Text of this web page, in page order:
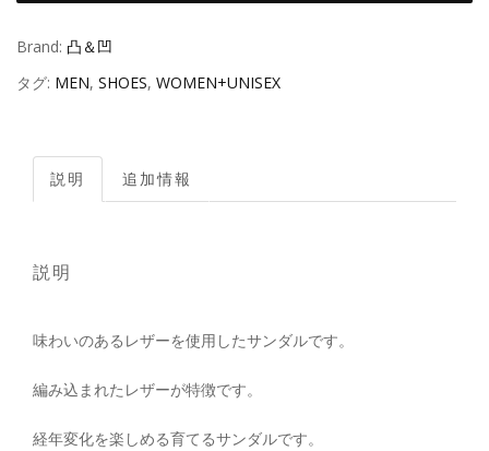
Brand: 凸＆凹
タグ: MEN, SHOES, WOMEN+UNISEX
説明 追加情報
説明
味わいのあるレザーを使用したサンダルです。
編み込まれたレザーが特徴です。
経年変化を楽しめる育てるサンダルです。